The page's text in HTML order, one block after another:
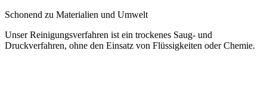
Schonend zu Materialien und Umwelt
Unser Reinigungsverfahren ist ein trockenes Saug- und
Druckverfahren, ohne den Einsatz von Flüssigkeiten oder Chemie.